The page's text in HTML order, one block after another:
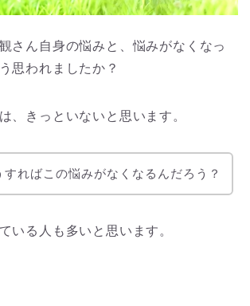
さん自身の悩みと、悩みがなくなっ
思われましたか？
、きっといないと思います。
すればこの悩みがなくなるんだろう？
いる人も多いと思います。